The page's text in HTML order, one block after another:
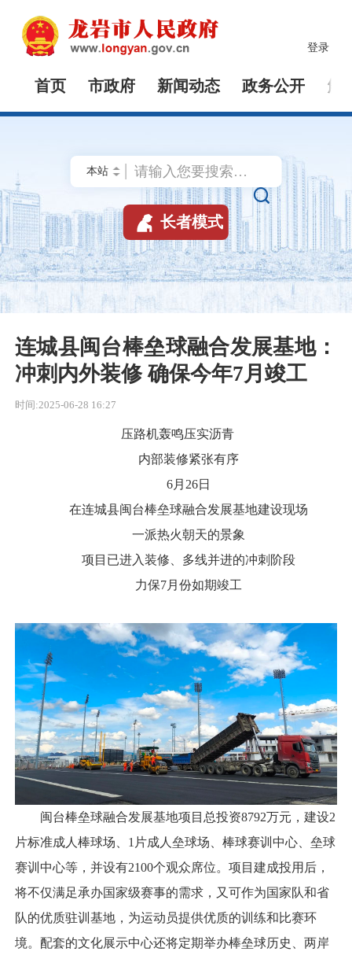
登录
首页 市政府 新闻动态 政务公开 解

 长者模式
连城县闽台棒垒球融合发展基地：
冲刺内外装修 确保今年7月竣工
时间:2025-06-28 16:27
压路机轰鸣压实沥青
内部装修紧张有序
6月26日
在连城县闽台棒垒球融合发展基地建设现场
一派热火朝天的景象
项目已进入装修、多线并进的冲刺阶段
力保7月份如期竣工
闽台棒垒球融合发展基地项目总投资8792万元，建设2
片标准成人棒球场、1片成人垒球场、棒球赛训中心、垒球
赛训中心等，并设有2100个观众席位。项目建成投用后，
将不仅满足承办国家级赛事的需求，又可作为国家队和省
队的优质驻训基地，为运动员提供优质的训练和比赛环
境。配套的文化展示中心还将定期举办棒垒球历史、两岸